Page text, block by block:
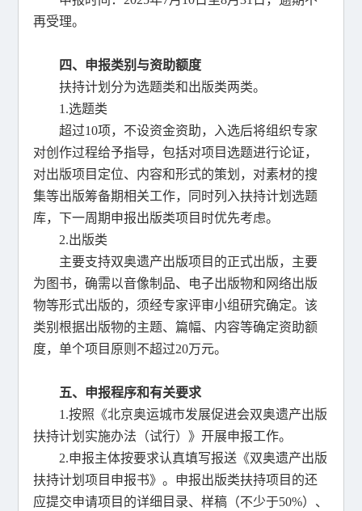
再受理。
四、申报类别与资助额度
扶持计划分为选题类和出版类两类。
1.选题类
超过10项，不设资金资助，入选后将组织专家
对创作过程给予指导，包括对项目选题进行论证，
对出版项目定位、内容和形式的策划，对素材的搜
集等出版筹备期相关工作，同时列入扶持计划选题
库，下一周期申报出版类项目时优先考虑。
2.出版类
主要支持双奥遗产出版项目的正式出版，主要
为图书，确需以音像制品、电子出版物和网络出版
物等形式出版的，须经专家评审小组研究确定。该
类别根据出版物的主题、篇幅、内容等确定资助额
度，单个项目原则不超过20万元。
五、申报程序和有关要求
1.按照《北京奥运城市发展促进会双奥遗产出版
扶持计划实施办法（试行）》开展申报工作。
2.申报主体按要求认真填写报送《双奥遗产出版
扶持计划项目申报书》。申报出版类扶持项目的还
应提交申请项目的详细目录、样稿（不少于50%）、